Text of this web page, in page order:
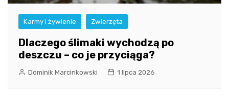
Karmy i żywienie Zwierzęta
Dlaczego ślimaki wychodzą po
deszczu – co je przyciąga?
Dominik Marcinkowski 1 lipca 2026